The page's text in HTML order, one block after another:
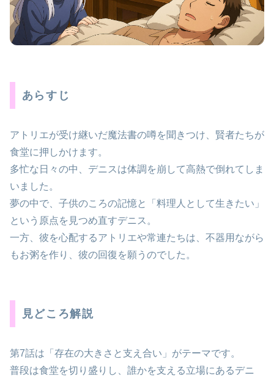
あらすじ
アトリエが受け継いだ魔法書の噂を聞きつけ、賢者たちが
食堂に押しかけます。
多忙な日々の中、デニスは体調を崩して高熱で倒れてしま
いました。
夢の中で、子供のころの記憶と「料理人として生きたい」
という原点を見つめ直すデニス。
一方、彼を心配するアトリエや常連たちは、不器用ながら
もお粥を作り、彼の回復を願うのでした。
見どころ解説
第7話は「存在の大きさと支え合い」がテーマです。
普段は食堂を切り盛りし、誰かを支える立場にあるデニ